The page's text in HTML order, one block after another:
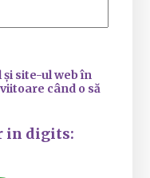
site-ul web în
când o să
in digits: